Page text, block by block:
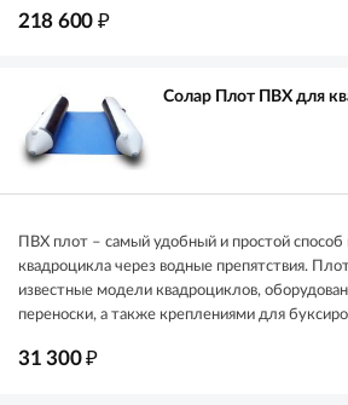
218 600 ₽
Солар Плот ПВХ для
ПВХ плот – самый удобный и простой
квадроцикла через водные препятствия.
известные модели квадроциклов,
переноски, а также креплениями для
31 300₽